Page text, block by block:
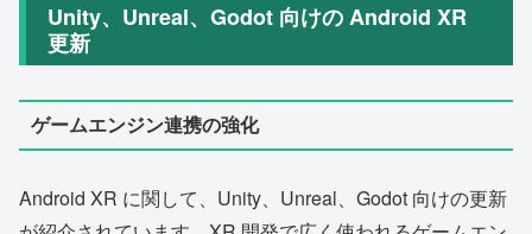
Unity、Unreal、Godot 向けの Android XR
更新
ゲームエンジン連携の強化
Android XR に関して、Unity、Unreal、Godot 向けの更新